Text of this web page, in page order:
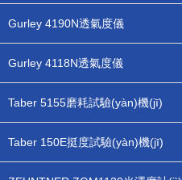
Gurley 4190N透氣度儀
Gurley 4118N透氣度儀
Taber 5155磨耗試驗(yàn)機(jī)
Taber 150E挺度試驗(yàn)機(jī)